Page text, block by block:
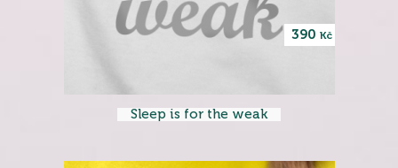
390 Kč
Sleep is for the weak